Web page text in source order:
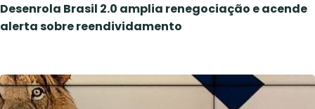
Desenrola Brasil 2.0 amplia renegociação e acende
alerta sobre reendividamento